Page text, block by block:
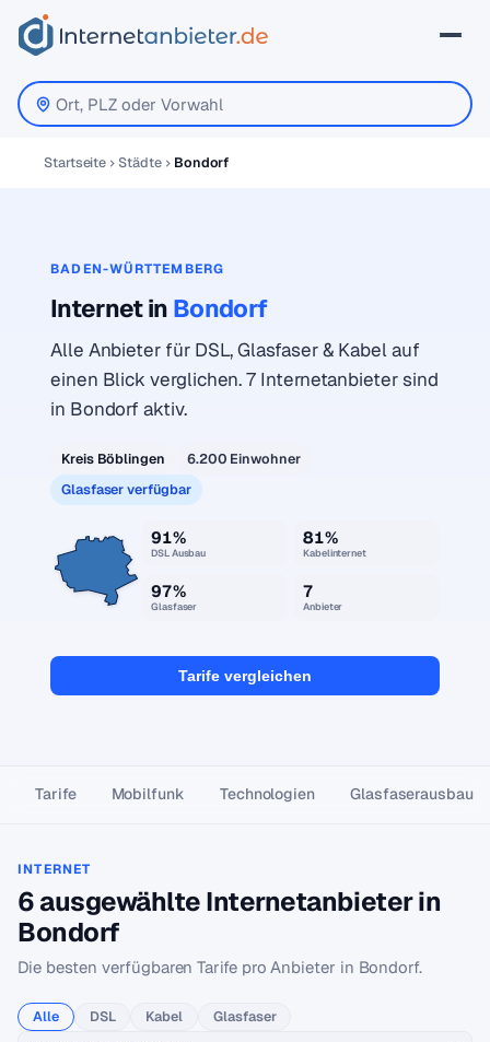
Startseite Städte Bondorf
BADEN-WÜRTTEMBERG
Internet in Bondorf
Alle Anbieter für DSL, Glasfaser & Kabel auf
einen Blick verglichen. 7 Internetanbieter sind
in Bondorf aktiv.
Kreis Böblingen
6.200 Einwohner
Glasfaser verfügbar
91%
DSL Ausbau
81%
Kabelinternet
97%
Glasfaser
7
Anbieter
Tarife vergleichen
Tarife Mobilfunk Technologien Glasfaser­ausbau
INTERNET
6 ausgewählte Internetanbieter in
Bondorf
Die besten verfügbaren Tarife pro Anbieter in Bondorf.
Alle DSL Kabel Glasfaser